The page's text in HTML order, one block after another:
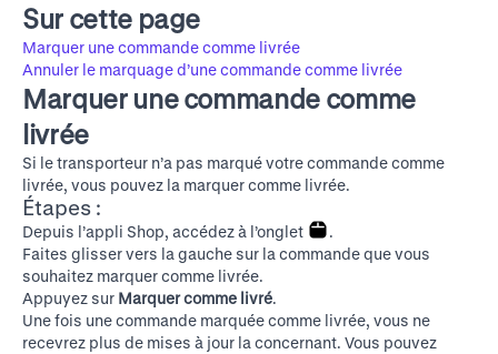
Sur cette page
Marquer une commande comme livrée
Annuler le marquage d’une commande comme livrée
Marquer une commande comme
livrée
Si le transporteur n’a pas marqué votre commande comme
livrée, vous pouvez la marquer comme livrée.
Étapes :
Depuis l’appli Shop, accédez à l’onglet
.
Faites glisser vers la gauche sur la commande que vous
souhaitez marquer comme livrée.
Appuyez sur Marquer comme livré.
Une fois une commande marquée comme livrée, vous ne
recevrez plus de mises à jour la concernant. Vous pouvez